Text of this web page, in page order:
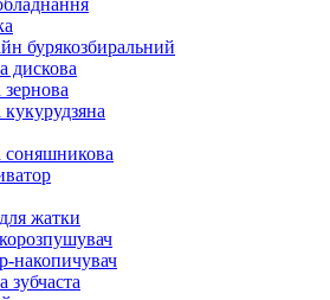
бурякозбиральний
дискова
жатки
накопичувач